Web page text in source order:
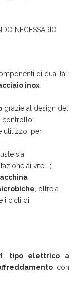
NECESSARIO
di qualità;
inox
grazie al design del
controllo;
utilizzo, per
sia
ai vitelli;
, oltre a
i cicli di
tipo elettrico a
con